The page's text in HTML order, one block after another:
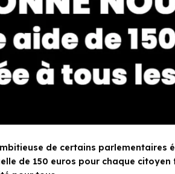
de certains parlementaires
de 150 euros pour chaque